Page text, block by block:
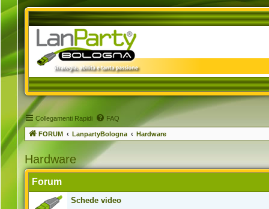
Collegamenti Rapidi FAQ
FORUM LanpartyBologna Hardware
Hardware
Forum
Schede video